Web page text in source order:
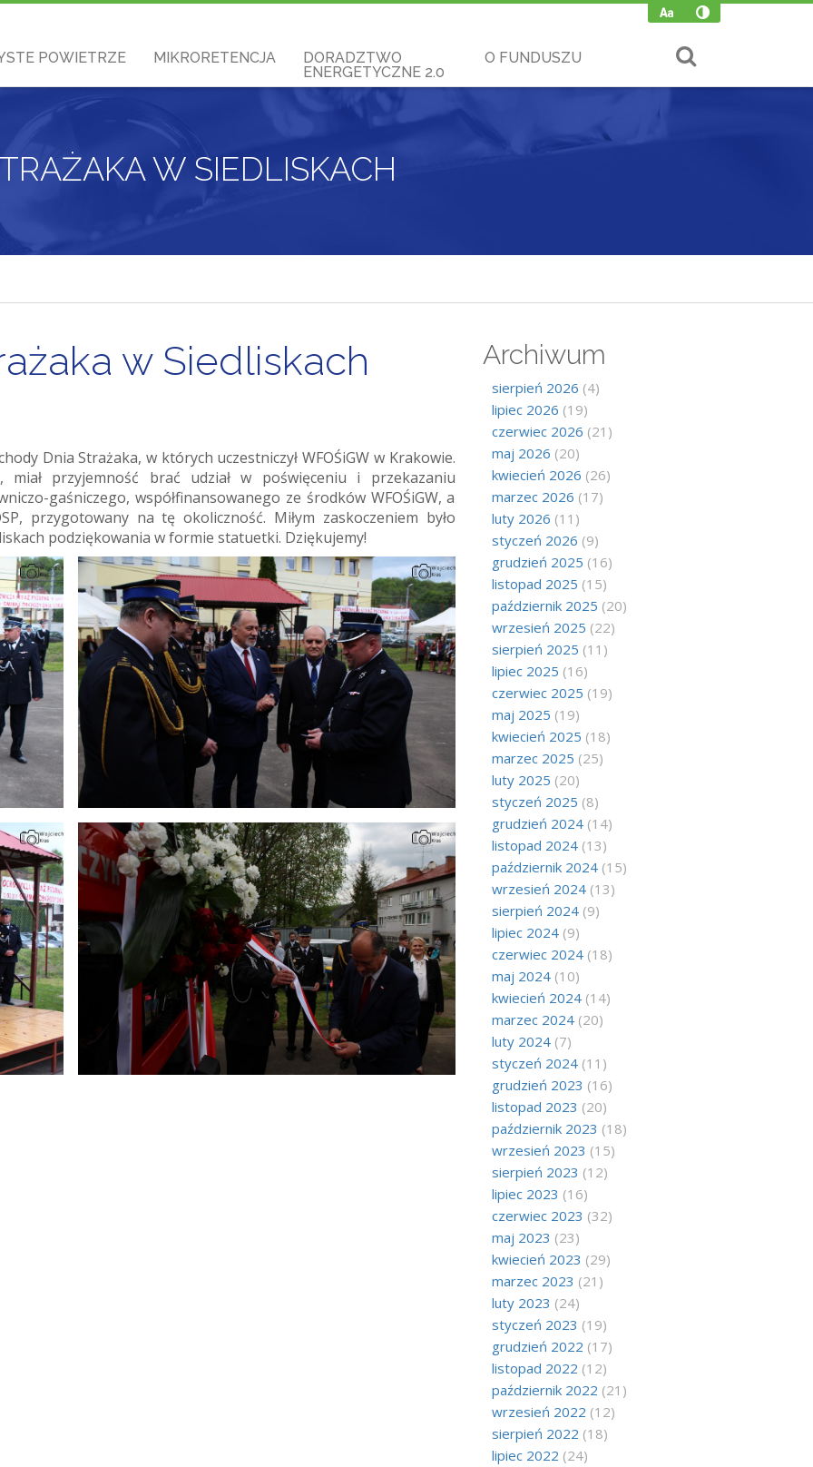
POWIETRZE MIKRORETENCJA
DORADZTWO
ENERGETYCZNE 2.0
O FUNDUSZU
W SIEDLISKACH
w Siedliskach
Dnia Strażaka, w których uczestniczył WFOŚiGW w Krakowie.
miał przyjemność brać udział w poświęceniu i przekazaniu
gaśniczego, współfinansowanego ze środków WFOŚiGW, a
przygotowany na tę okoliczność. Miłym zaskoczeniem było
podziękowania w formie statuetki. Dziękujemy!
Archiwum
sierpień 2026 (4)
lipiec 2026 (19)
czerwiec 2026 (21)
maj 2026 (20)
kwiecień 2026 (26)
marzec 2026 (17)
luty 2026 (11)
styczeń 2026 (9)
grudzień 2025 (16)
listopad 2025 (15)
październik 2025 (20)
wrzesień 2025 (22)
sierpień 2025 (11)
lipiec 2025 (16)
czerwiec 2025 (19)
maj 2025 (19)
kwiecień 2025 (18)
marzec 2025 (25)
luty 2025 (20)
styczeń 2025 (8)
grudzień 2024(14)
listopad 2024(13)
październik 2024(15)
wrzesień 2024(13)
sierpień 2024(9)
lipiec 2024(9)
czerwiec 2024(18)
maj 2024(10)
kwiecień 2024(14)
marzec 2024(20)
luty 2024(7)
styczeń 2024(11)
grudzień 2023 (16)
listopad 2023 (20)
październik 2023 (18)
wrzesień 2023 (15)
sierpień 2023 (12)
lipiec 2023 (16)
czerwiec 2023 (32)
maj 2023 (23)
kwiecień 2023 (29)
marzec 2023 (21)
luty 2023 (24)
styczeń 2023 (19)
grudzień 2022 (17)
listopad 2022 (12)
październik 2022 (21)
wrzesień 2022 (12)
sierpień 2022 (18)
lipiec 2022 (24)